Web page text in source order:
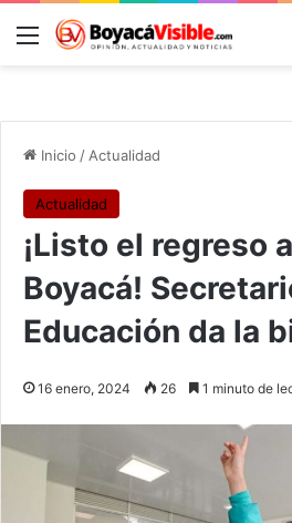
Menú
Inicio / Actualidad
Actualidad
¡Listo el regreso
Boyacá!
Educación da la
16 enero, 2024 26 1 minuto de